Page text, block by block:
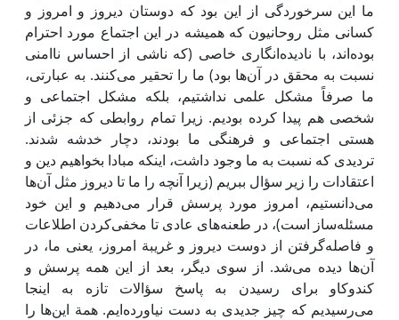
ما ‌این سرخوردگی از ‌این بود که دوستان دیروز و امروز و
کسانی مثل روحانیون که همیشه در ‌این اجتماع مورد احترام
بوده‌اند، با نادیده‌انگاری خاصی (که ناشی از احساس ناامنی
نسبت به محقق در آن‌ها بود) ما را تحقیر می‌کنند. به عبارتی،
ما صرفاً مشکل علمی‌ نداشتیم، بلکه مشکل اجتماعی و
شخصی هم پیدا کرده ‌بودیم. زیرا تمام روابطی که جزئی از
هستی اجتماعی و فرهنگی ما بودند، دچار خدشه شدند.
تردیدی که نسبت به ما وجود داشت،‌ اینکه مبادا بخواهیم دین و
اعتقادات را زیر سؤال ببریم (زیرا آنچه را ما تا دیروز مثل آن‌ها
می‌دانستیم، امروز مورد پرسش قرار می‌دهیم و‌ این خود
مسئله‌ساز است)، در طعنه‌های عادی تا مخفی‌کردن اطلاعات
و فاصله‌گرفتن از دوست دیروز و غریبة امروز، یعنی ما، در
آن‌ها دیده می‌شد. از سوی دیگر، بعد از ‌این همه پرسش و
کندوکاو برای رسیدن به پاسخ سؤالات تازه به ‌اینجا
می‌رسیدیم که چیز جدیدی به دست نیاورده‌ایم. همة ‌این‌ها را